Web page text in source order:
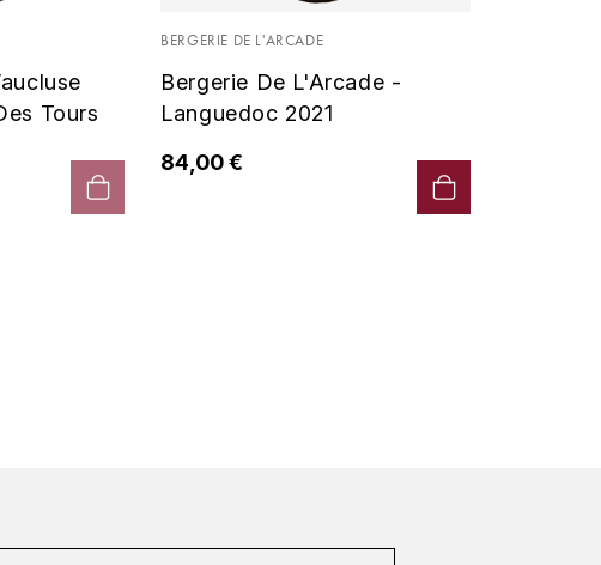
Tours
BERGERIE DE L'ARCADE
Bergerie De L'Arcade -
Languedoc 2021
84,00 €